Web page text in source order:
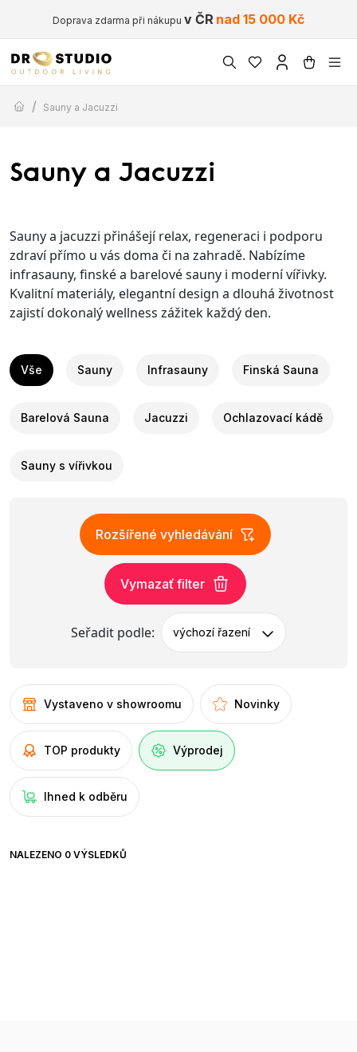
Doprava zdarma při nákupu v ČR nad 15 000 Kč
/ Sauny a Jacuzzi
Sauny a Jacuzzi
Sauny a jacuzzi přinášejí relax, regeneraci i podporu
zdraví přímo u vás doma či na zahradě. Nabízíme
infrasauny, finské a barelové sauny i moderní vířivky.
Kvalitní materiály, elegantní design a dlouhá životnost
zajistí dokonalý wellness zážitek každý den.
Vše Sauny Infrasauny Finská Sauna
Barelová Sauna Jacuzzi Ochlazovací kádě
Sauny s vířivkou
Rozšířené vyhledávání
Vymazať filter
Seřadit podle: výchozí řazení
Vystaveno v showroomu Novinky
TOP produkty Výprodej
Ihned k odběru
NALEZENO 0 VÝSLEDKŮ